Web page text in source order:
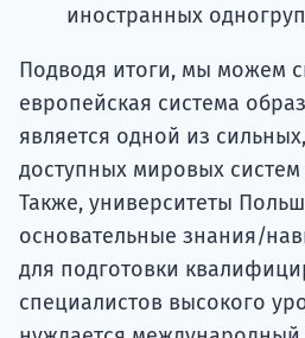
иностранных
Подводя итоги, мы можем
европейская система
является одной из
доступных мировых
Также, университеты
основательные знания/
для подготовки
специалистов высокого